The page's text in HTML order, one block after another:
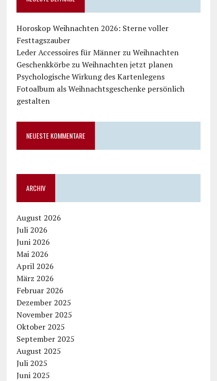
Horoskop Weihnachten 2026: Sterne voller
Festtagszauber
Leder Accessoires für Männer zu Weihnachten
Geschenkkörbe zu Weihnachten jetzt planen
Psychologische Wirkung des Kartenlegens
Fotoalbum als Weihnachtsgeschenke persönlich
gestalten
NEUESTE KOMMENTARE
ARCHIV
August 2026
Juli 2026
Juni 2026
Mai 2026
April 2026
März 2026
Februar 2026
Dezember 2025
November 2025
Oktober 2025
September 2025
August 2025
Juli 2025
Juni 2025